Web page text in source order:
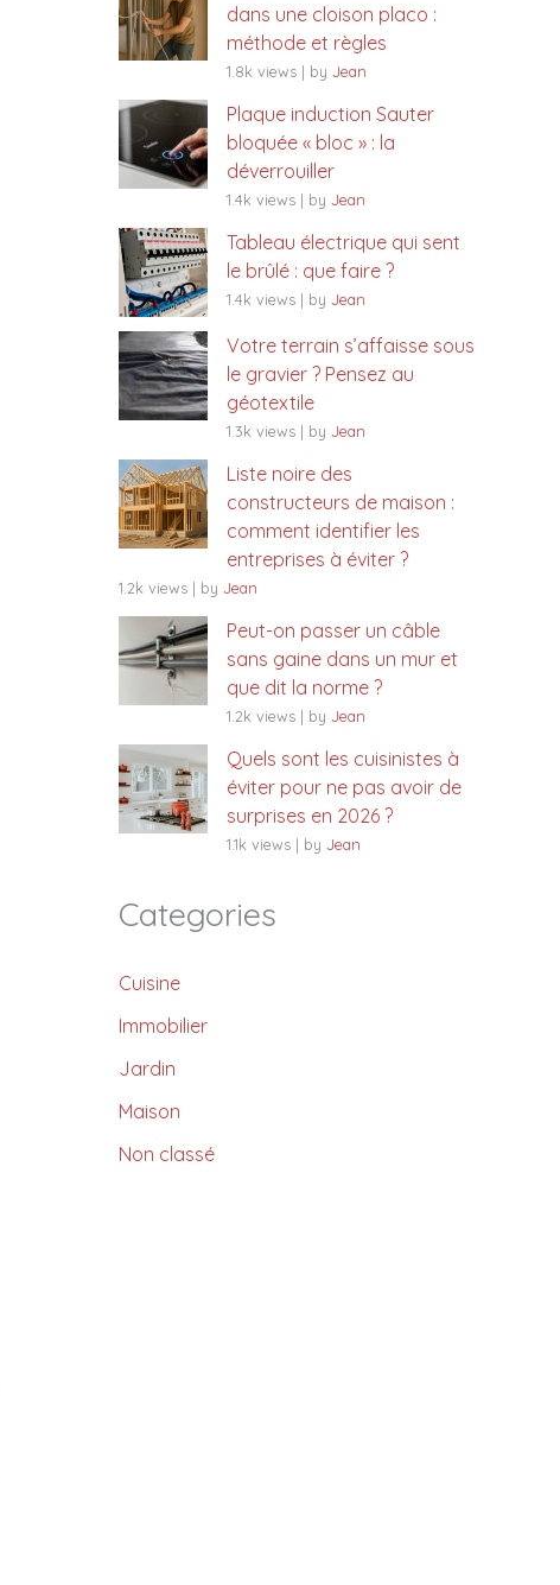
dans une cloison placo :
méthode et règles
1.8k views | by Jean
Plaque induction Sauter
bloquée « bloc » : la
déverrouiller
1.4k views | by Jean
Tableau électrique qui sent
le brûlé : que faire ?
1.4k views | by Jean
Votre terrain s’affaisse sous
le gravier ? Pensez au
géotextile
1.3k views | by Jean
Liste noire des
constructeurs de maison :
comment identifier les
entreprises à éviter ?
1.2k views | by Jean
Peut-on passer un câble
sans gaine dans un mur et
que dit la norme ?
1.2k views | by Jean
Quels sont les cuisinistes à
éviter pour ne pas avoir de
surprises en 2026 ?
1.1k views | by Jean
Categories
Cuisine
Immobilier
Jardin
Maison
Non classé